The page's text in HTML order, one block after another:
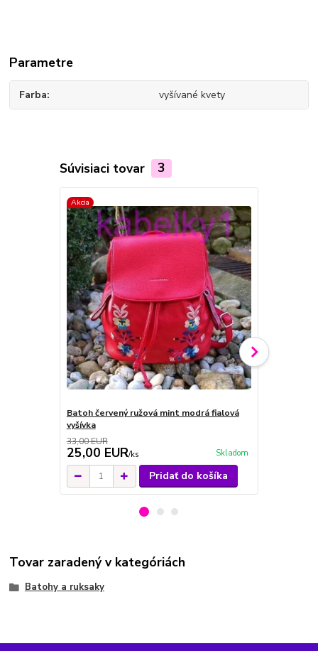
Parametre
Farba vyšívané kvety
Súvisiaci tovar 3
Akcia
Batoh červený ružová mint modrá fialová
vyšívka
33,00 EUR
25,00 EUR/ks Skladom
Pridať do košíka
Tovar zaradený v kategóriách
Batohy a ruksaky